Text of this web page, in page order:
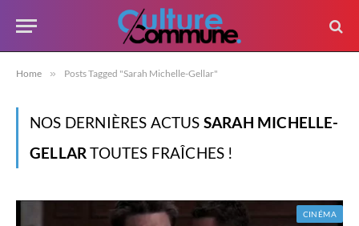
Home » Posts Tagged "Sarah Michelle-Gellar"
NOS DERNIÈRES ACTUS SARAH MICHELLE-
GELLARTOUTES FRAÎCHES !
CINÉMA